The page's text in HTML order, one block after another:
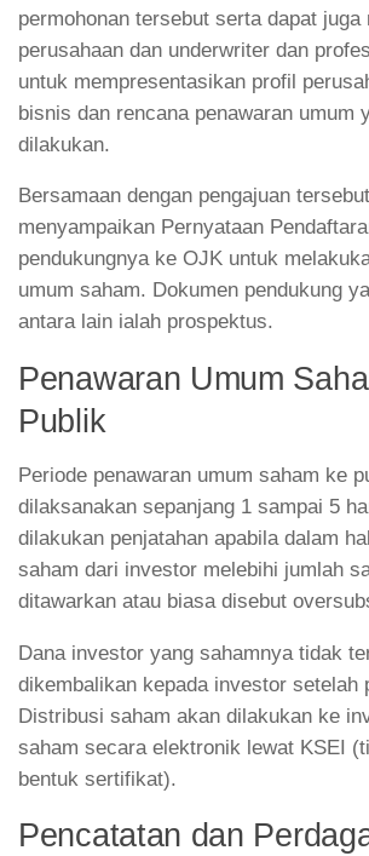
permohonan tersebut serta dapat juga
perusahaan dan underwriter dan
untuk mempresentasikan profil
bisnis dan rencana penawaran umum
dilakukan.
Bersamaan dengan pengajuan
menyampaikan Pernyataan
pendukungnya ke OJK untuk
umum saham. Dokumen pendukung
antara lain ialah prospektus.
Penawaran Umum
Publik
Periode penawaran umum saham ke
dilaksanakan sepanjang 1 sampai 5
dilakukan penjatahan apabila dalam
saham dari investor melebihi jumlah
ditawarkan atau biasa disebut
Dana investor yang sahamnya tidak
dikembalikan kepada investor setelah
Distribusi saham akan dilakukan ke
saham secara elektronik lewat KSEI
bentuk sertifikat).
Pencatatan dan